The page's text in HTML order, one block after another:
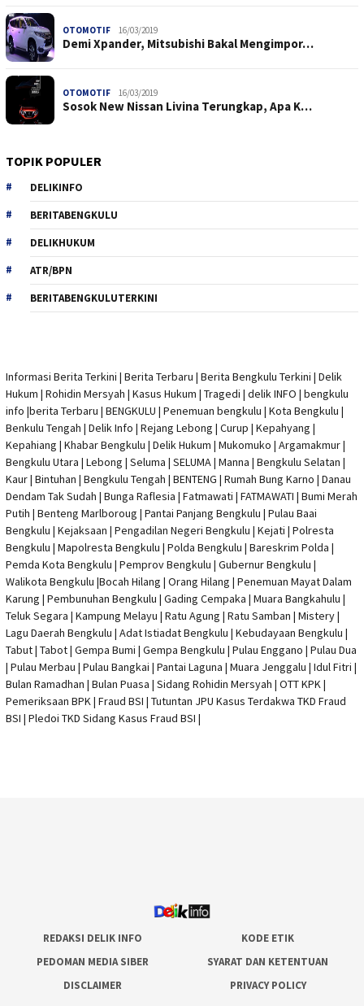
OTOMOTIF 16/03/2019
Demi Xpander, Mitsubishi Bakal Mengimpor…
OTOMOTIF 16/03/2019
Sosok New Nissan Livina Terungkap, Apa K…
TOPIK POPULER
DELIKINFO
BERITABENGKULU
DELIKHUKUM
ATR/BPN
BERITABENGKULUTERKINI
Informasi Berita Terkini | Berita Terbaru | Berita Bengkulu Terkini | Delik
Hukum | Rohidin Mersyah | Kasus Hukum | Tragedi | delik INFO | bengkulu
info |berita Terbaru | BENGKULU | Penemuan bengkulu | Kota Bengkulu |
Benkulu Tengah | Delik Info | Rejang Lebong | Curup | Kepahyang |
Kepahiang | Khabar Bengkulu | Delik Hukum | Mukomuko | Argamakmur |
Bengkulu Utara | Lebong | Seluma | SELUMA | Manna | Bengkulu Selatan |
Kaur | Bintuhan | Bengkulu Tengah | BENTENG | Rumah Bung Karno | Danau
Dendam Tak Sudah | Bunga Raflesia | Fatmawati | FATMAWATI | Bumi Merah
Putih | Benteng Marlboroug | Pantai Panjang Bengkulu | Pulau Baai
Bengkulu | Kejaksaan | Pengadilan Negeri Bengkulu | Kejati | Polresta
Bengkulu | Mapolresta Bengkulu | Polda Bengkulu | Bareskrim Polda |
Pemda Kota Bengkulu | Pemprov Bengkulu | Gubernur Bengkulu |
Walikota Bengkulu |Bocah Hilang | Orang Hilang | Penemuan Mayat Dalam
Karung | Pembunuhan Bengkulu | Gading Cempaka | Muara Bangkahulu |
Teluk Segara | Kampung Melayu | Ratu Agung | Ratu Samban | Mistery |
Lagu Daerah Bengkulu | Adat Istiadat Bengkulu | Kebudayaan Bengkulu |
Tabut | Tabot | Gempa Bumi | Gempa Bengkulu | Pulau Enggano | Pulau Dua
| Pulau Merbau | Pulau Bangkai | Pantai Laguna | Muara Jenggalu | Idul Fitri |
Bulan Ramadhan | Bulan Puasa | Sidang Rohidin Mersyah | OTT KPK|
Pemeriksaan BPK | Fraud BSI | Tutuntan JPU Kasus Terdakwa TKD Fraud
BSI | Pledoi TKD Sidang Kasus Fraud BSI |
REDAKSI DELIK INFO
KODE ETIK
PEDOMAN MEDIA SIBER
SYARAT DAN KETENTUAN
DISCLAIMER
PRIVACY POLICY